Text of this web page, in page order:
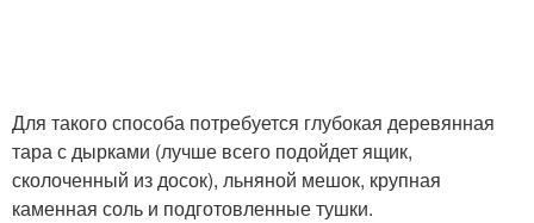
Для такого способа потребуется глубокая деревянная
тара с дырками (лучше всего подойдет ящик,
сколоченный из досок), льняной мешок, крупная
каменная соль и подготовленные тушки.